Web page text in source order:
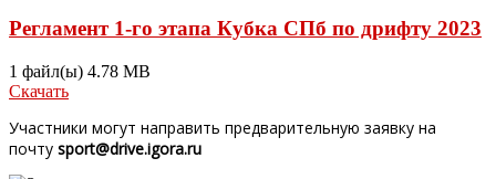
Регламент 1-го этапа Кубка СПб по дрифту 2023
1 файл(ы) 4.78 MB
Скачать
Участники могут направить предварительную заявку на
почту sport@drive.igora.ru